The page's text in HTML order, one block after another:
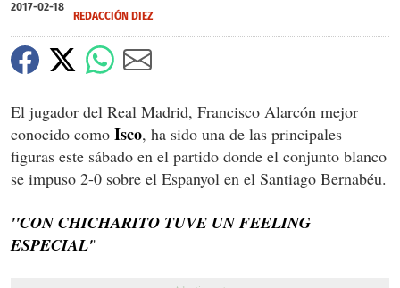
2017-02-18
REDACCIÓN DIEZ
El jugador del Real Madrid, Francisco Alarcón mejor
conocido como Isco, ha sido una de las principales
figuras este sábado en el partido donde el conjunto blanco
se impuso 2-0 sobre el Espanyol en el Santiago Bernabéu.
''CON CHICHARITO TUVE UN FEELING
ESPECIAL''